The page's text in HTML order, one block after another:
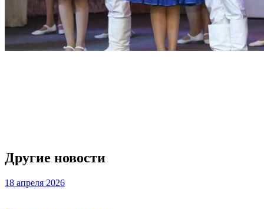
Другие новости
18 апреля 2026